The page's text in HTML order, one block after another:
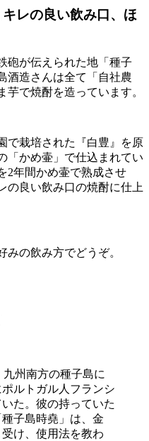
レの良い飲み口、ほ
砲が伝えられた地「種子
酒造さんは全て「自社農
芋で焼酎を造っています。
で栽培された『白豊』を原
「かめ壷」で仕込まれてい
2年間かめ壷で熟成させ
の良い飲み口の焼酎に仕上
みの飲み方でどうぞ。
九州南方の種子島に
ルトガル人フランシ
た。彼の持っていた
子島時堯」は、金
け、使用法を教わ